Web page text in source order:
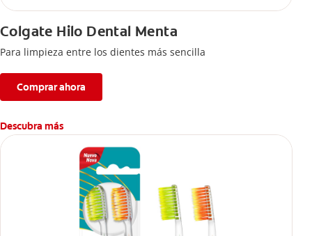
Colgate Hilo Dental Menta
Para limpieza entre los dientes más sencilla
Comprar ahora
Descubra más